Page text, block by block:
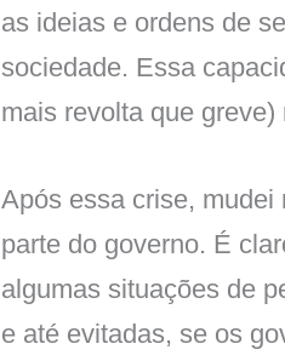
as ideias e ordens de
sociedade. Essa
mais revolta que
Após essa crise, mudei
parte do governo. É
algumas situações de
e até evitadas, se os